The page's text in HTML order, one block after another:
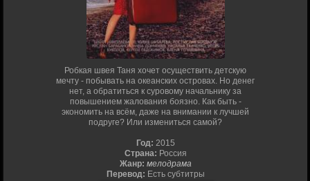
Робкая швея Таня хочет осуществить детскую
мечту - побывать на океанских островах. Но денег
нет, а обратиться к суровому начальнику за
повышением жалования боязно. Как быть -
экономить на всём, даже на внимании к лучшей
подруге? Или измениться самой?
Год: 2015
Страна: Россия
Жанр: мелодрама
Перевод: Есть субтитры